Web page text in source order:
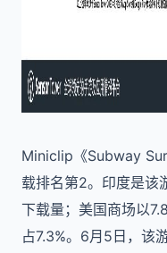
Miniclip《Subway
载排名第2。印度是该
下载量；美国商场以
占7.3%。6月5日，该